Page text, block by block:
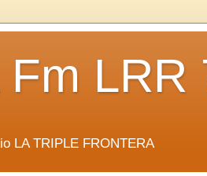
LRR
LA TRIPLE FRONTERA